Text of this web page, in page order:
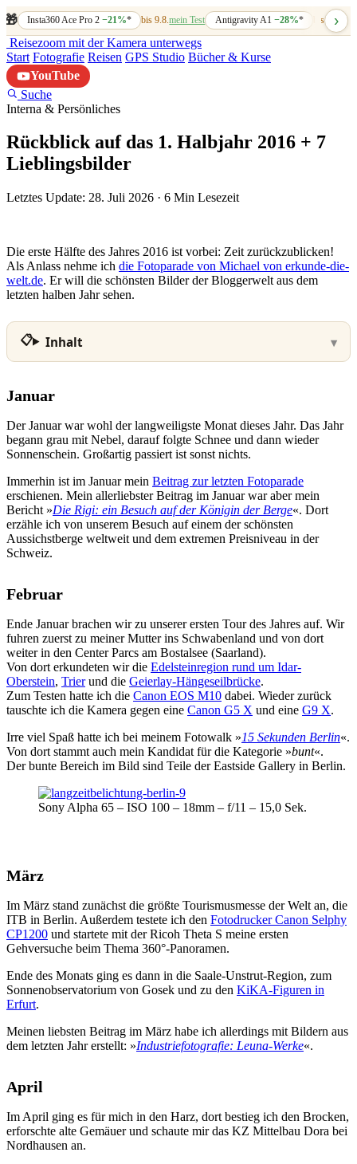
🎁 Insta360 Ace Pro 2−21%* bis 9.8.mein Test Antigravity A1 −28%* bis 7.8.
›
Reisezoom mit der Kamera unterwegs
Start Fotografie Reisen GPS Studio Bücher & Kurse
YouTube
Suche
Interna & Persönliches
Rückblick auf das 1. Halbjahr 2016 + 7
Lieblingsbilder
Letztes Update: 28. Juli 2026 · 6 Min Lesezeit
Die erste Hälfte des Jahres 2016 ist vorbei: Zeit zurückzublicken!
Als Anlass nehme ich die Fotoparade von Michael von erkunde-die-
welt.de. Er will die schönsten Bilder der Bloggerwelt aus dem
letzten halben Jahr sehen.
Inhalt
Januar
Der Januar war wohl der langweiligste Monat dieses Jahr. Das Jahr
begann grau mit Nebel, darauf folgte Schnee und dann wieder
Sonnenschein. Großartig passiert ist sonst nichts.
Immerhin ist im Januar mein Beitrag zur letzten Fotoparade
erschienen. Mein allerliebster Beitrag im Januar war aber mein
Bericht »Die Rigi: ein Besuch auf der Königin der Berge«. Dort
erzähle ich von unserem Besuch auf einem der schönsten
Aussichstberge weltweit und dem extremen Preisniveau in der
Schweiz.
Februar
Ende Januar brachen wir zu unserer ersten Tour des Jahres auf. Wir
fuhren zuerst zu meiner Mutter ins Schwabenland und von dort
weiter in den Center Parcs am Bostalsee (Saarland).
Von dort erkundeten wir die Edelsteinregion rund um Idar-
Oberstein, Trierund die Geierlay-Hängeseilbrücke.
Zum Testen hatte ich die Canon EOS M10 dabei. Wieder zurück
tauschte ich die Kamera gegen eine Canon G5 X und eine G9 X.
Irre viel Spaß hatte ich bei meinem Fotowalk »15 Sekunden Berlin«.
Von dort stammt auch mein Kandidat für die Kategorie »bunt«.
Der bunte Bereich im Bild sind Teile der Eastside Gallery in Berlin.
Sony Alpha 65 – ISO 100 – 18mm – f/11 – 15,0 Sek.
März
Im März stand zunächst die größte Tourismusmesse der Welt an, die
ITB in Berlin. Außerdem testete ich den Fotodrucker Canon Selphy
CP1200 und startete mit der Ricoh Theta S meine ersten
Gehversuche beim Thema 360°-Panoramen.
Ende des Monats ging es dann in die Saale-Unstrut-Region, zum
Sonnenobservatorium von Gosek und zu den KiKA-Figuren in
Erfurt.
Meinen liebsten Beitrag im März habe ich allerdings mit Bildern aus
dem letzten Jahr erstellt: »Industriefotografie: Leuna-Werke«.
April
Im April ging es für mich in den Harz, dort bestieg ich den Brocken,
erforschte alte Gemäuer und schaute mir das KZ Mittelbau Dora bei
Nordhausen an.